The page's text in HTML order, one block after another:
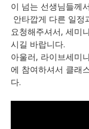
이 넘는 선생님들께
안타깝게 다른 일정
요청해주셔서, 세미
시길 바랍니다.
아울러, 라이브세미
에 참여하셔서 클래
다.